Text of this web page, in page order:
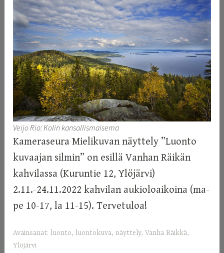
i
Veijo Rio: Kolin kansallismaisema
Kameraseura Mielikuvan näyttely ”Luonto
kuvaajan silmin” on esillä Vanhan Räikän
kahvilassa (Kuruntie 12, Ylöjärvi)
2.11.-24.11.2022 kahvilan aukioloaikoina (ma-
pe 10-17, la 11-15). Tervetuloa!
Avainsanat: luonto, luontokuva, näyttely,Vanha Räikkä,
Ylöjärvi